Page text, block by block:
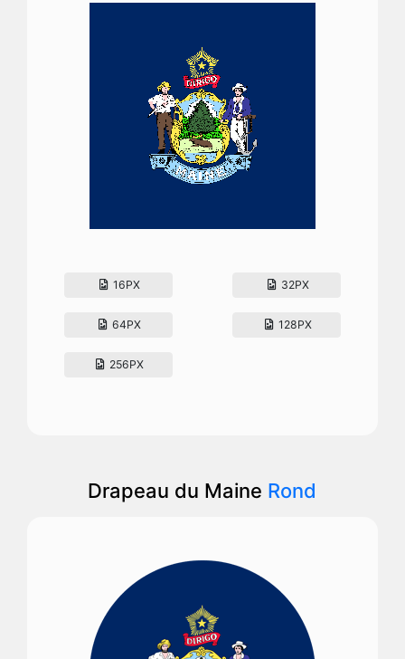
16PX 32PX
64PX 128PX
256PX
Drapeau du Maine Rond